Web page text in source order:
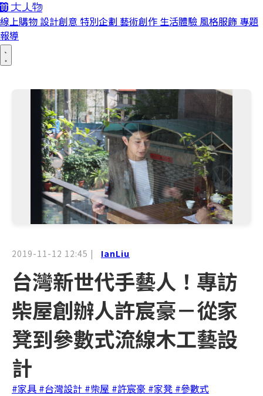
線上購物 設計創意 特別企劃 藝術創作 生活體驗 風格服飾 專題
報導
2019-11-12 12:45 | IanLiu
台灣新世代手藝人！專訪
柴屋創辦人許宸豪－從家
凳到參數式流線木工藝設
計
#家具 #台灣設計 #柴屋 #許宸豪 #家凳 #參數式